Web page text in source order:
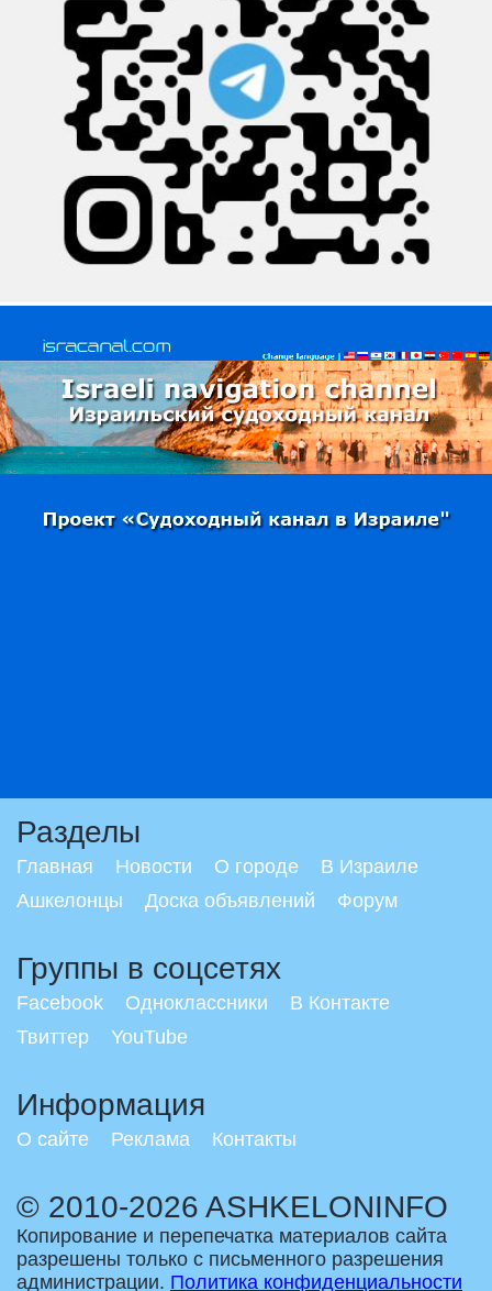
Разделы
Главная Новости О городе
В Израиле
Ашкелонцы
Доска объявлений Форум
Группы в соцсетях
Facebook Одноклассники
В Контакте
Твиттер
YouTube
Информация
О сайте Реклама Контакты
© 2010-2026 ASHKELONINFO
Копирование и перепечатка материалов сайта
разрешены только с письменного разрешения
администрации. Политика конфиденциальности